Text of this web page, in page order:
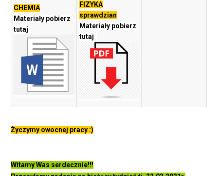
CHEMIA
Materiały pobierz
tutaj
FIZYKA
sprawdzian
Materiały pobierz
tutaj
Życzymy owocnej pracy :)
Witamy Was serdecznie!!!